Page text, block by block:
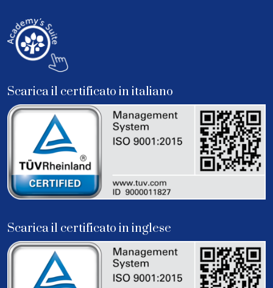
Scarica il certificato in italiano
Scarica il certificato in inglese